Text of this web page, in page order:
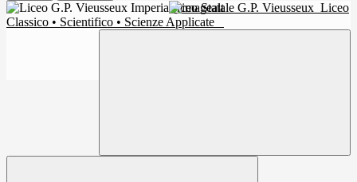
Liceo Statale G.P. Vieusseux Liceo
Classico • Scientifico • Scienze Applicate